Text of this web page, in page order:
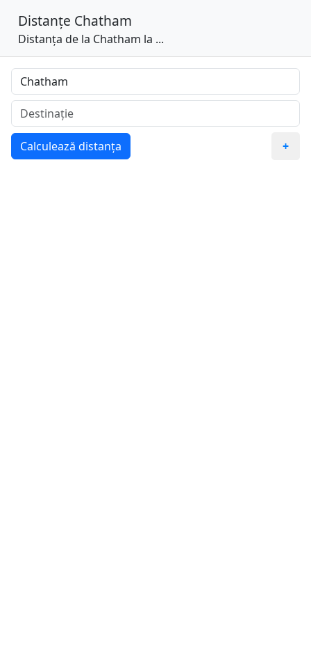
Distanțe Chatham
Distanța de la Chatham la ...
Calculează distanța +